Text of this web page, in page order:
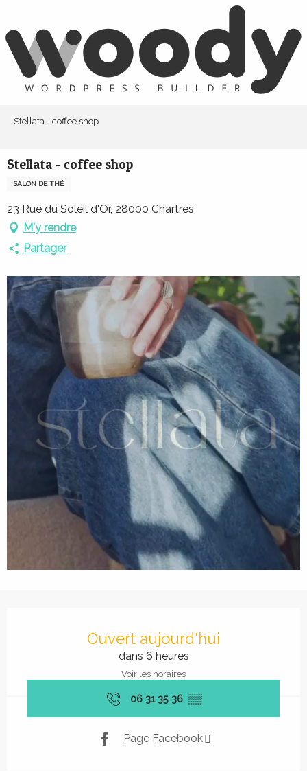
contenu
principal
Stellata - coffee shop
Stellata - coffee shop
SALON DE THÉ
23 Rue du Soleil d'Or, 28000 Chartres
M'y rendre
Partager
Ouvert aujourd'hui
dans 6 heures
Voir les horaires
06 31 35 36 ▒▒
Page Facebook